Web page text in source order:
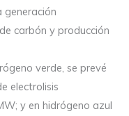
carbón y producción
verde, se prevé
electrolisis
y en hidrógeno azul